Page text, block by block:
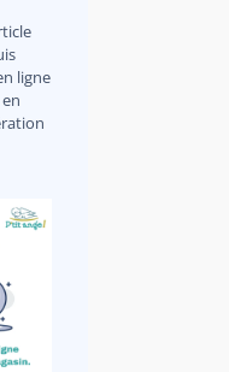
ligne